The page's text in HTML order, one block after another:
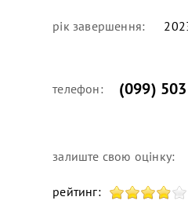
рік завершення:
телефон: (099)
залиште свою оцінку:
рейтинг: